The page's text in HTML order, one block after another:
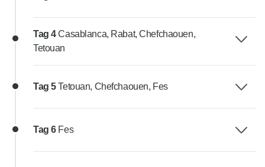
Tag 4Casablanca, Rabat, Chefchaouen,
Tetouan
Tag 5Tetouan, Chefchaouen, Fes
Tag 6 Fes